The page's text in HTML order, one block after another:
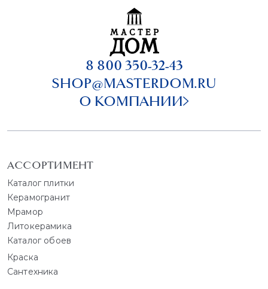
8 800 350-32-43
SHOP@MASTERDOM.RU
О КОМПАНИИ
АССОРТИМЕНТ
Каталог плитки
Керамогранит
Мрамор
Литокерамика
Каталог обоев
Краска
Сантехника